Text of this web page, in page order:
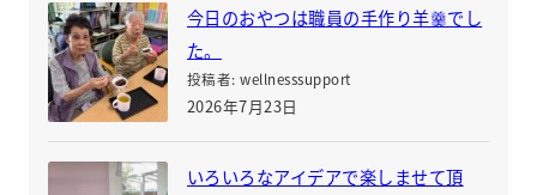
今日のおやつは職員の手作り羊羹でし
た。
投稿者: wellnesssupport
2026年7月23日
いろいろなアイデアで楽しませて頂